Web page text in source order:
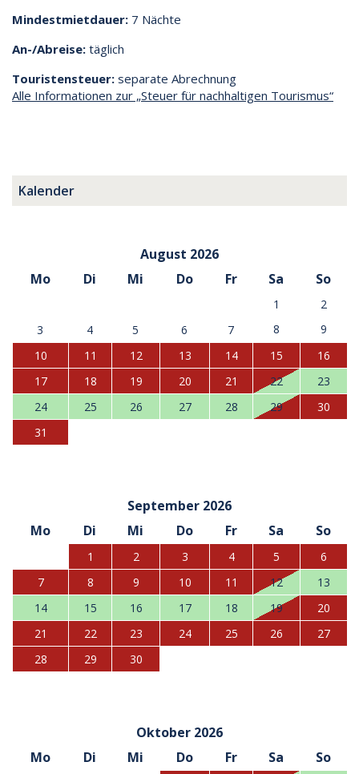
Mindestmietdauer: 7 Nächte
An-/Abreise: täglich
Touristensteuer: separate Abrechnung
Alle Informationen zur „Steuer für nachhaltigen Tourismus“
Kalender
August 2026
Mo
Di Mi Do Fr Sa So
1
2
3
4 5 6 7 8
9
10
11 12 13 14 15
16
17
18 19 20 21 22
23
24
25 26 27 28 29
30
31
September 2026
Mo
Di Mi Do Fr Sa So
1 2 3 4 5
6
7
8 9 10 11 12
13
14
15 16 17 18 19
20
21
22 23 24 25 26
27
28
29 30
Oktober 2026
Mo
Di Mi Do Fr Sa So